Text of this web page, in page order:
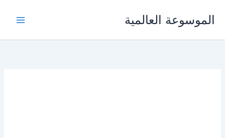
الموسوعة العالمية